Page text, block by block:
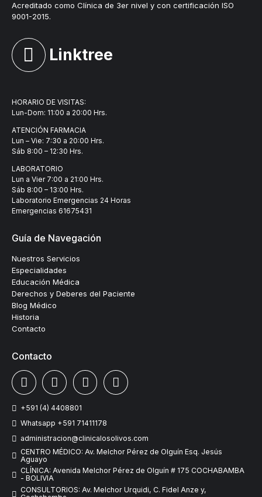
Acreditado como Clínica de 3er nivel y con certificación ISO
9001-2015.
Linktree
HORARIO DE VISITAS:
Lun-Dom: 11:00 a 20:00 Hrs.
ATENCIÓN FARMACIA
Lun – Vie: 7:30 a 20:00 Hrs.
Sáb 8:00 – 12:30 Hrs.
LABORATORIO
Lun a Vier 7:00 a 21:00 Hrs.
Sáb 8:00 – 13:00 Hrs.
Laboratorio Emergencias 24 Horas
Emergencias 61675431
Guía de Navegación
Nuestros Servicios
Especialidades
Educación Médica
Derechos y Deberes del Paciente
Blog Médico
Historia
Contacto
Contacto
+591 (4) 4408801
Whatsapp +591 71411178
administracion@clinicalosolivos.com
CENTRO MÉDICO: Av. Melchor Pérez de Olguín Esq. Jesús
Aguayo
CLÍNICA: Avenida Melchor Pérez de Olguín # 175 COCHABAMBA
- BOLIVIA
CONSULTORIOS: Av. Melchor Urquidi, C. Fidel Anze y,